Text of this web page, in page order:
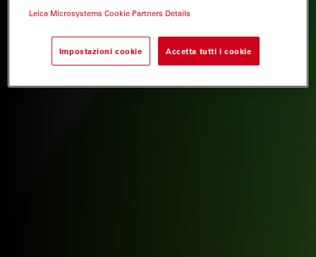
Leica Microsystems Cookie Partners Details
Impostazioni cookie Accetta tutti i cookie